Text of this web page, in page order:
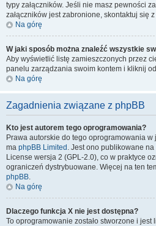
typy załączników. Jeśli nie masz pewności
załączników jest zabronione, skontaktuj się
Na górę
W jaki sposób można znaleźć wszystkie
Aby wyświetlić listę zamieszczonych przez
panelu zarządzania swoim kontem i kliknij
Na górę
Zagadnienia związane z phpBB
Kto jest autorem tego oprogramowania?
Prawa autorskie do tego oprogramowania
ma phpBB Limited . Jest ono publikowane
License wersja 2 (GPL-2.0), co w praktyce
ograniczeń dystrybuowane. Więcej na ten
phpBB.
Na górę
Dlaczego funkcja X nie jest dostępna?
To oprogramowanie zostało stworzone i